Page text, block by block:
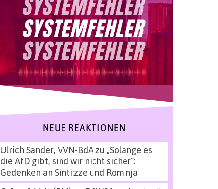
NEUE REAKTIONEN
Ulrich Sander, VVN-BdAzu „Solange es
die AfD gibt, sind wir nicht sicher“:
Gedenken an Sinti:zze und Rom:nja